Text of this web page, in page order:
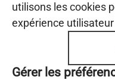
utilisons les cookies
expérience
Gérer les